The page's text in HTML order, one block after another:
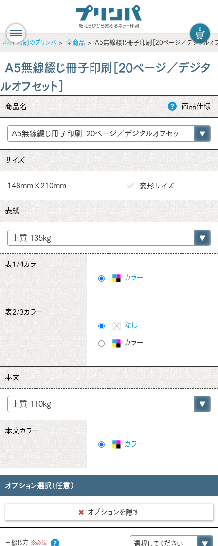
0
ネット印刷のプリンパ 全商品 A5無線綴じ冊子印刷［20ページ／デジタルオフ
A5無線綴じ冊子印刷［20ページ／デジタ
ルオフセット］
商品名 商品仕様
サイズ
148mm×210mm 変形サイズ
表紙
表1/4カラー
カラー
表2/3カラー
なし
カラー
本文
本文カラー
カラー
オプション選択（任意）
オプションを隠す
＋綴じ方 ※必須